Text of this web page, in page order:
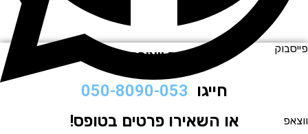
לתיאום ויצירת קשר
חייגו050-8090-053
או השאירו פרטים בטופס!